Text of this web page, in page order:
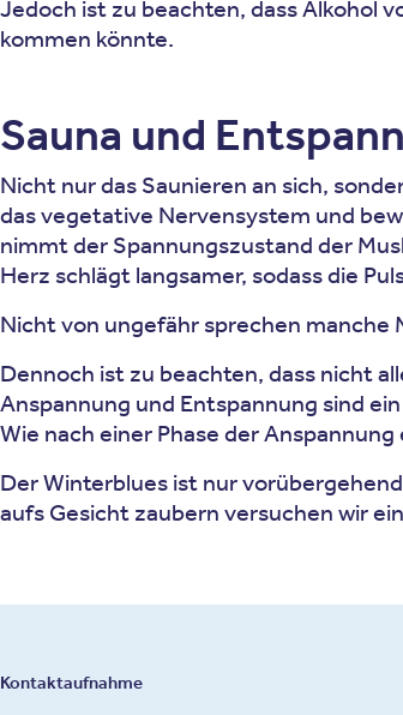
Jedoch ist zu beachten, dass Alkohol
kommen könnte.
Sauna und
Nicht nur das Saunieren an sich,
das vegetative Nervensystem und
nimmt der Spannungszustand der
Herz schlägt langsamer, sodass die
Nicht von ungefähr sprechen manche
Dennoch ist zu beachten, dass nicht
Anspannung und Entspannung sind
Wie nach einer Phase der
Der Winterblues ist nur
aufs Gesicht zaubern versuchen wir
Kontaktaufnahme